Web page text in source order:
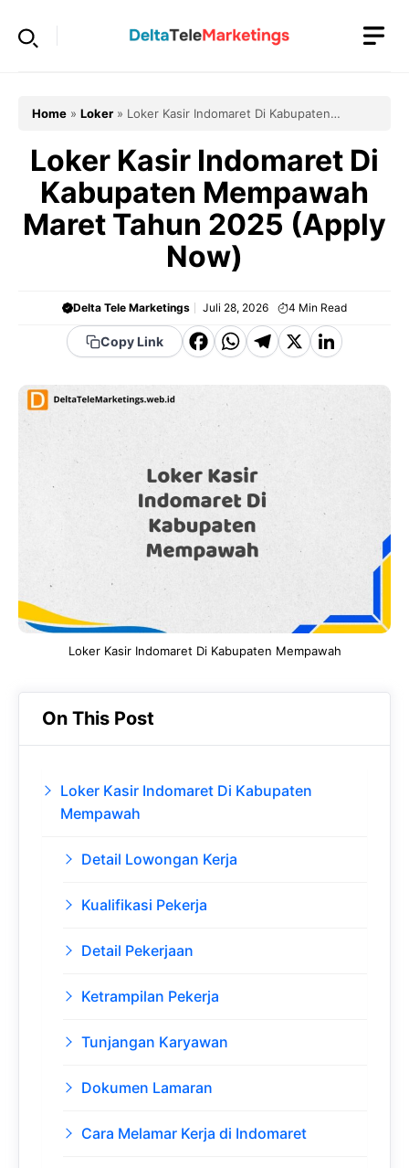
Home » Loker » Loker Kasir Indomaret Di Kabupaten
Loker Kasir Indomaret Di
Kabupaten Mempawah
Maret Tahun 2025 (Apply
Now)
Delta Tele Marketings Juli 28, 2026 4 Min Read
Copy Link
F
e
o
o
k
W
a
t
s
A
p
p
T
g
a
m
X Li
k
e
Loker Kasir Indomaret Di Kabupaten Mempawah
On This Post
Loker Kasir Indomaret Di Kabupaten
Mempawah
Detail Lowongan Kerja
Kualifikasi Pekerja
Detail Pekerjaan
Ketrampilan Pekerja
Tunjangan Karyawan
Dokumen Lamaran
Cara Melamar Kerja di Indomaret